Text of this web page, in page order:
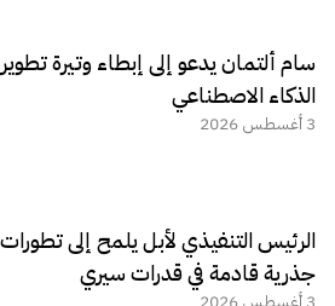
سام ألتمان يدعو إلى إبطاء وتيرة تطوير
الذكاء الاصطناعي
3 أغسطس 2026
الرئيس التنفيذي لأبل يلمح إلى تطورات
جذرية قادمة في قدرات سيري